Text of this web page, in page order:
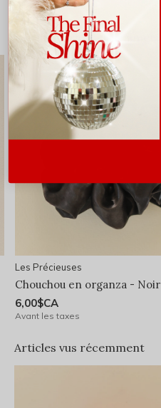
Vous pourriez aussi aimer...
Les Précieuses
Chouchou en organza - Noir
6,00$CA
Avant les taxes
Articles vus récemment